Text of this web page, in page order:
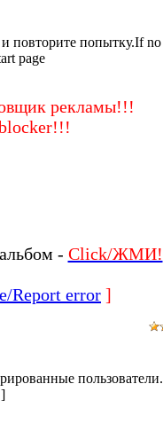
повторите попытку.If no
page
рекламы!!!
- Click/ЖМИ!
Report error ]
пользователи.